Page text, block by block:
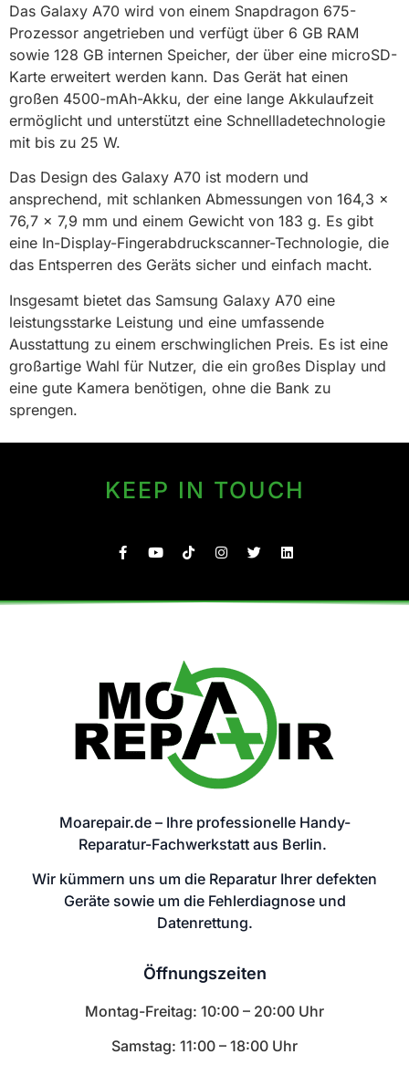
Das Galaxy A70 wird von einem Snapdragon 675-
Prozessor angetrieben und verfügt über 6 GB RAM
sowie 128 GB internen Speicher, der über eine microSD-
Karte erweitert werden kann. Das Gerät hat einen
großen 4500-mAh-Akku, der eine lange Akkulaufzeit
ermöglicht und unterstützt eine Schnellladetechnologie
mit bis zu 25 W.
Das Design des Galaxy A70 ist modern und
ansprechend, mit schlanken Abmessungen von 164,3 x
76,7 x 7,9 mm und einem Gewicht von 183 g. Es gibt
eine In-Display-Fingerabdruckscanner-Technologie, die
das Entsperren des Geräts sicher und einfach macht.
Insgesamt bietet das Samsung Galaxy A70 eine
leistungsstarke Leistung und eine umfassende
Ausstattung zu einem erschwinglichen Preis. Es ist eine
großartige Wahl für Nutzer, die ein großes Display und
eine gute Kamera benötigen, ohne die Bank zu
sprengen.
KEEP IN TOUCH
Moarepair.de – Ihre professionelle Handy-
Reparatur-Fachwerkstatt aus Berlin.
Wir kümmern uns um die Reparatur Ihrer defekten
Geräte sowie um die Fehlerdiagnose und
Datenrettung.
Öffnungszeiten
Montag-Freitag: 10:00 – 20:00 Uhr
Samstag: 11:00 – 18:00 Uhr